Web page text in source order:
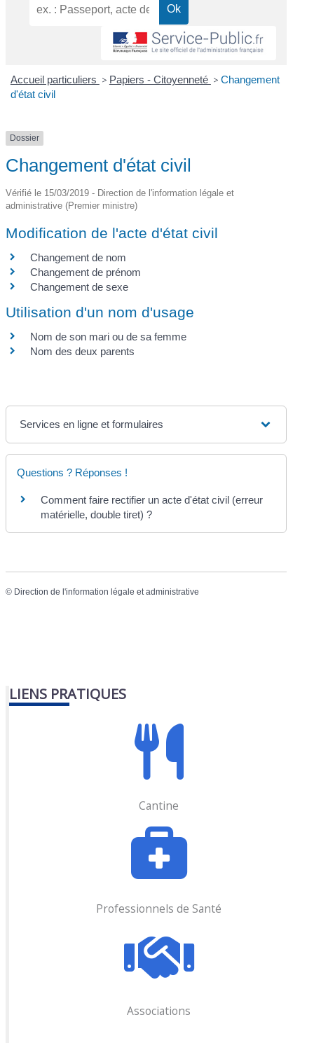
Accueil particuliers > Papiers - Citoyenneté > Changement
d'état civil
Dossier
Changement d'état civil
Vérifié le 15/03/2019 - Direction de l'information légale et
administrative (Premier ministre)
Modification de l'acte d'état civil
Changement de nom
Changement de prénom
Changement de sexe
Utilisation d'un nom d'usage
Nom de son mari ou de sa femme
Nom des deux parents
Services en ligne et formulaires
Questions ? Réponses !
Comment faire rectifier un acte d'état civil (erreur
matérielle, double tiret) ?
© Direction de l'information légale et administrative
LIENS PRATIQUES
Cantine
Professionnels de Santé
Associations